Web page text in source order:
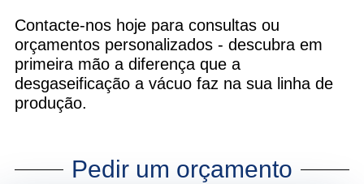
Contacte-nos hoje para consultas ou
orçamentos personalizados - descubra em
primeira mão a diferença que a
desgaseificação a vácuo faz na sua linha de
produção.
Pedir um orçamento